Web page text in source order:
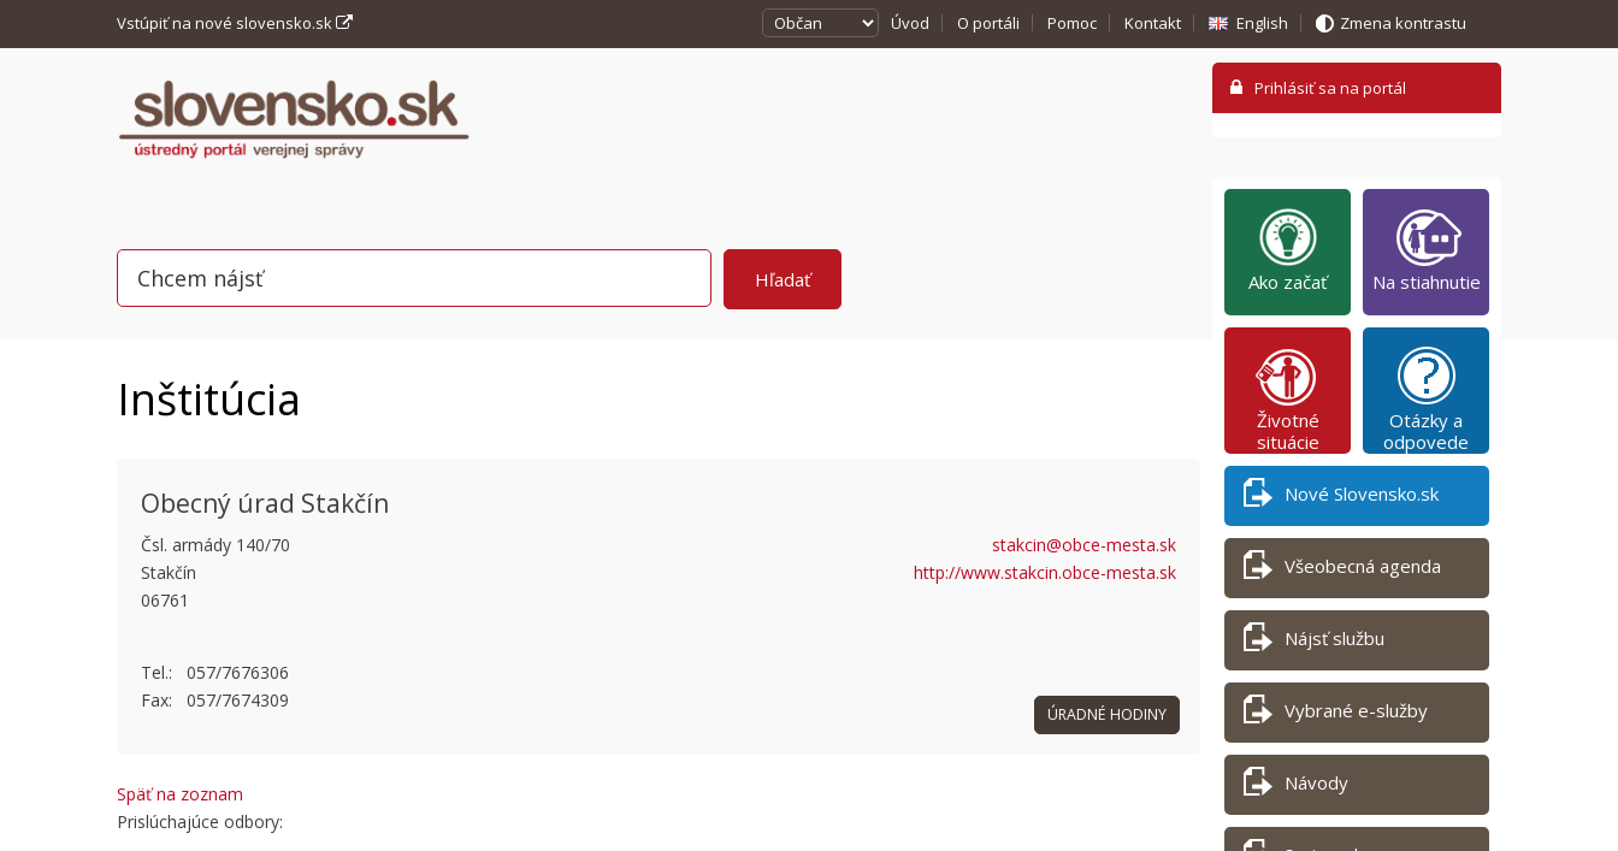
Vstúpiť na nové slovensko.sk Úvod O portáli Pomoc Kontakt English Zmena kontrastu
Inštitúcia
Obecný úrad Stakčín
Čsl. armády 140/70
Stakčín
06761
stakcin@obce-mesta.sk
http://www.stakcin.obce-mesta.sk
Tel.: 057/7676306
Fax: 057/7674309
ÚRADNÉ HODINY
Späť na zoznam
Prislúchajúce odbory:
Ako začať Na stiahnutie
Životné
situácie
Otázky a
odpovede
Nové Slovensko.sk
Všeobecná agenda
Nájsť službu
Vybrané e-služby
Návody